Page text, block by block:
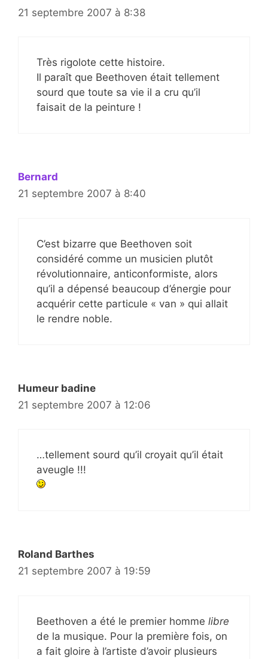
21 septembre 2007 à 8:38
Très rigolote cette histoire.
Il paraît que Beethoven était tellement
sourd que toute sa vie il a cru qu’il
faisait de la peinture !
Bernard
21 septembre 2007 à 8:40
C’est bizarre que Beethoven soit
considéré comme un musicien plutôt
révolutionnaire, anticonformiste, alors
qu’il a dépensé beaucoup d’énergie pour
acquérir cette particule « van » qui allait
le rendre noble.
Humeur badine
21 septembre 2007 à 12:06
…tellement sourd qu’il croyait qu’il était
aveugle !!!
Roland Barthes
21 septembre 2007 à 19:59
Beethoven a été le premier homme libre
de la musique. Pour la première fois, on
a fait gloire à l’artiste d’avoir plusieurs